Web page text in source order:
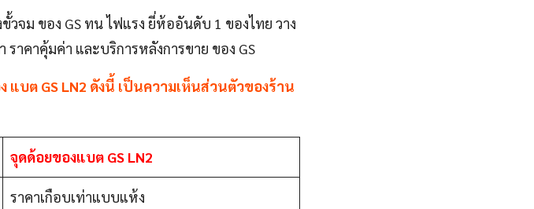
วจม ของ GS ทน ไฟแรง ยี่ห้ออันดับ 1 ของไทย วาง
าคาคุ้มค่า และบริการหลังการขาย ของ GS
แบต GS LN2 ดังนี้ เป็นความเห็นส่วนตัวของร้าน
จุดด้อยของแบต GS LN2
ราคาเกือบเท่าแบบแห้ง